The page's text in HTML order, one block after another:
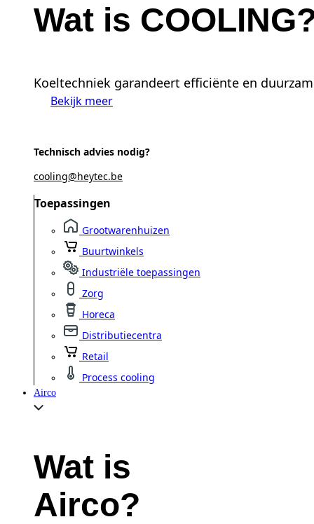
Wat is
Koeltechniek garandeert efficiënte en
Bekijk meer
Technisch advies nodig?
cooling@heytec.be
Toepassingen
Grootwarenhuizen
Buurtwinkels
Industriële toepassingen
Zorg
Horeca
Distributiecentra
Retail
Process cooling
Airco
Wat is
Airco?